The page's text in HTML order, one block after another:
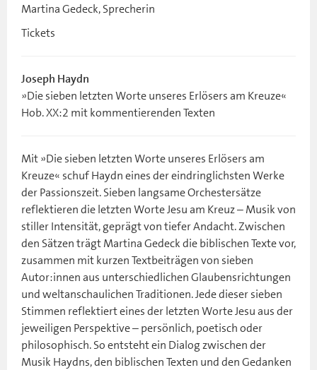
Martina Gedeck, Sprecherin
Tickets
Joseph Haydn
»Die sieben letzten Worte unseres Erlösers am Kreuze«
Hob. XX:2 mit kommentierenden Texten
Mit »Die sieben letzten Worte unseres Erlösers am
Kreuze« schuf Haydn eines der eindringlichsten Werke
der Passionszeit. Sieben langsame Orchestersätze
reflektieren die letzten Worte Jesu am Kreuz – Musik von
stiller Intensität, geprägt von tiefer Andacht. Zwischen
den Sätzen trägt Martina Gedeck die biblischen Texte vor,
zusammen mit kurzen Textbeiträgen von sieben
Autor:innen aus unterschiedlichen Glaubensrichtungen
und weltanschaulichen Traditionen. Jede dieser sieben
Stimmen reflektiert eines der letzten Worte Jesu aus der
jeweiligen Perspektive – persönlich, poetisch oder
philosophisch. So entsteht ein Dialog zwischen der
Musik Haydns, den biblischen Texten und den Gedanken